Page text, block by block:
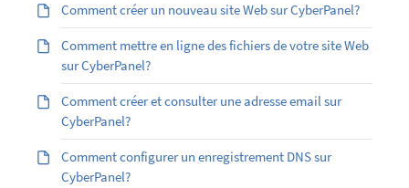
Comment créer un nouveau site Web sur CyberPanel?
Comment mettre en ligne des fichiers de votre site Web
sur CyberPanel?
Comment créer et consulter une adresse email sur
CyberPanel?
Comment configurer un enregistrement DNS sur
CyberPanel?